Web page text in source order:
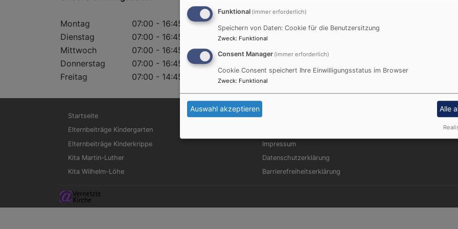
Montag
07:00 - 16:45 Uhr
Dienstag
07:00 - 16:45 Uhr
Mittwoch
07:00 - 16:45 Uhr
Donnerstag
07:00 - 16:45 Uhr
Freitag
07:00 - 14:45 Uhr
Hauptnavigation
Startseite
Elternbeiträge Kindergarten
Elternbeiträge Kinderkrippe
Kita Martin-Luther
Kita Wilhelm-Löhe
Fußbereichsmenü
Impressum
Datenschutzerklärung
Barrierefreiheitserklärung
Funktional (immer erforderlich)
Speichern von Daten: Cookie für die Benutzersitzung
Zweck: Funktional
Consent Manager (immer erforderlich)
Cookie Consent speichert Ihre Einwilligungsstatus im Browser
Zweck: Funktional
Auswahl akzeptieren Alle